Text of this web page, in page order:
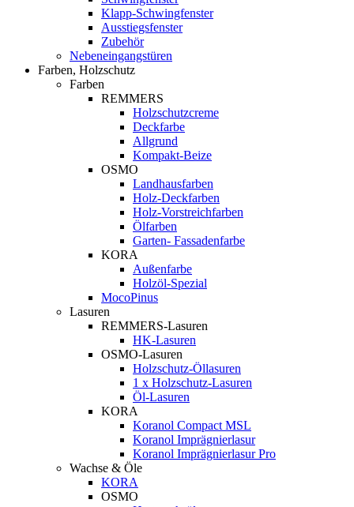
Klapp-Schwingfenster
Ausstiegsfenster
Zubehör
Nebeneingangstüren
Farben, Holzschutz
Farben
REMMERS
Holzschutzcreme
Deckfarbe
Allgrund
Kompakt-Beize
OSMO
Landhausfarben
Holz-Deckfarben
Holz-Vorstreichfarben
Ölfarben
Garten- Fassadenfarbe
KORA
Außenfarbe
Holzöl-Spezial
MocoPinus
Lasuren
REMMERS-Lasuren
HK-Lasuren
OSMO-Lasuren
Holzschutz-Öllasuren
1 x Holzschutz-Lasuren
Öl-Lasuren
KORA
Koranol Compact MSL
Koranol Imprägnierlasur
Koranol Imprägnierlasur Pro
Wachse & Öle
KORA
OSMO